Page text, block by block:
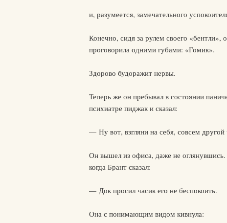
и, разумеется, замечательного
Конечно, сидя за рулем своего
проговорила одними губами: «Гомик».
Здорово будоражит нервы.
Теперь же он пребывал в состоянии
психиатре пиджак и сказал:
— Ну вот, взгляни на себя, совсем другой
Он вышел из офиса, даже не
когда Брант сказал:
— Док просил часик его не беспокоить.
Она с понимающим видом кивнула: